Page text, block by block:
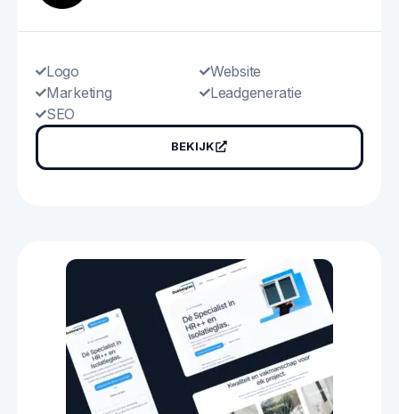
Logo
Website
Marketing
Leadgeneratie
SEO
BEKIJK